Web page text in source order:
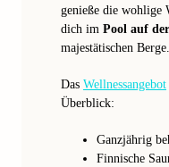
genieße die wohlige
dich im Pool auf
majestätischen Berge.
Das Wellnessangebot
Überblick:
Ganzjährig
Finnische